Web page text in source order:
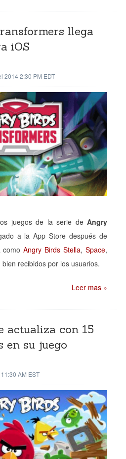
llega
iOS
2014 2:30 PM EDT
juegos de la serie de Angry
a la App Store después de
comoAngry Birds Stella,Space,
bien recibidos por los usuarios.
Leer mas »
actualiza con 15
en su juego
AM EST